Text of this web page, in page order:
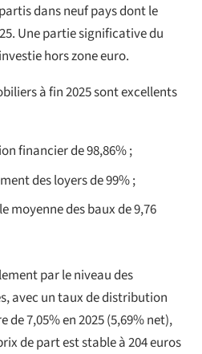
dans neuf pays dont le
Une partie significative du
hors zone euro.
à fin 2025 sont excellents
financier de 98,86% ;
des loyers de 99% ;
moyenne des baux de 9,76
par le niveau des
avec un taux de distribution
7,05% en 2025 (5,69% net),
de part est stable à 204 euros